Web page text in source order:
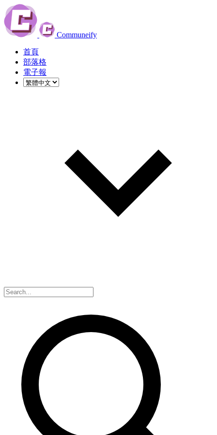
Communeify
首頁
部落格
電子報